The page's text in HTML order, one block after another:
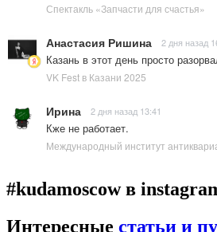
Спектакль «Запчасти для счастья»
Анастасия Ришина 2 дня назад
Казань в этот день просто
VK Fest в Казани 2025
Ирина 2 дня назад 13:41
Кже не работает.
Международный институт
#kudamoscow в
Интересные статьи и